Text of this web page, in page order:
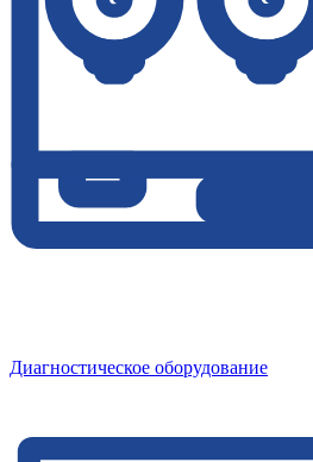
Диагностическое оборудование